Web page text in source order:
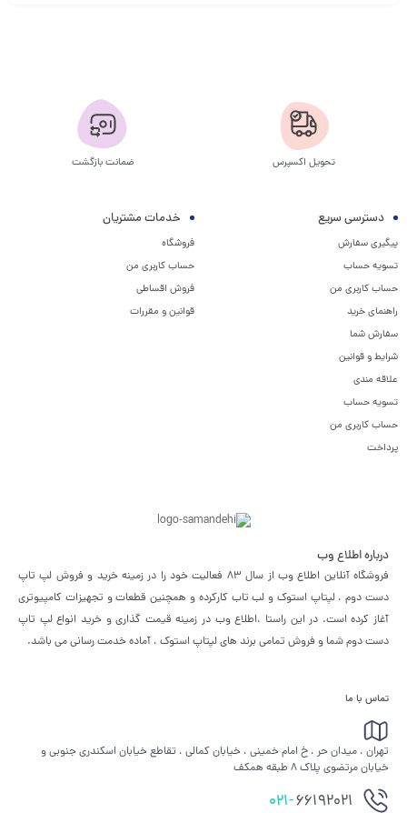
تحویل اکسپرس ضمانت بازگشت
دسترسی سریع
پیگیری سفارش
تسویه حساب
حساب کاربری من
راهنمای خرید
سفارش شما
شرایط و قوانین
علاقه مندی
تسویه حساب
حساب کاربری من
پرداخت
خدمات مشتریان
فروشگاه
حساب کاربری من
فروش اقساطی
قوانین و مقررات
درباره اطلاع وب
فروشگاه آنلاین اطلاع وب از سال 83 فعالیت خود را در زمینه خرید و فروش لپ تاپ
دست دوم ، لپتاپ استوک و لب تاب کارکرده و همچنین قطعات و تجهیزات کامپیوتری
آغاز کرده است. در این راستا ،‌اطلاع وب در زمینه قیمت گذاری و خرید انواع لپ تاپ
دست دوم شما و فروش تمامی برند های لپتاپ استوک ، آماده خدمت رسانی می باشد.
تماس با ما
تهران ، میدان حر ، خ امام خمینی ، خیابان کمالی ، تقاطع خیابان اسکندری جنوبی و
خیابان مرتضوی پلاک 8 طبقه همکف
021-66192021